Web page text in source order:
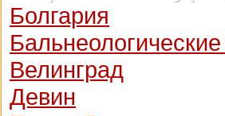
Болгария
Велинград
Девин